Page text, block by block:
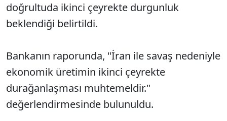
doğrultuda ikinci çeyrekte durgunluk
beklendiği belirtildi.
Bankanın raporunda, "İran ile savaş nedeniyle
ekonomik üretimin ikinci çeyrekte
durağanlaşması muhtemeldir."
değerlendirmesinde bulunuldu.